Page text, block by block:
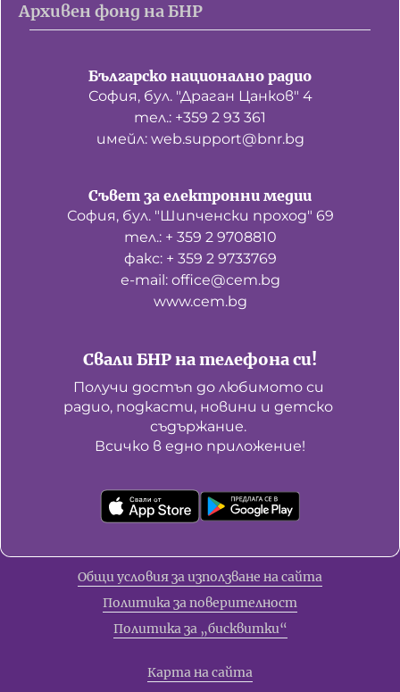
Архивен фонд на БНР
Българско национално радио
София, бул. "Драган Цанков" 4
тел.: +359 2 93 361
имейл: web.support@bnr.bg
Свали БНР на телефона си!
Получи достъп до любимото си
радио, подкасти, новини и детско
съдържание.
Всичко в едно приложение!
Съвет за електронни медии
София, бул. "Шипченски проход" 69
тел.: + 359 2 9708810
факс: + 359 2 9733769
е-mail: office@cem.bg
www.cem.bg
Общи условия за използване на сайта
Политика за поверителност
Политика за „бисквитки“
Карта на сайта